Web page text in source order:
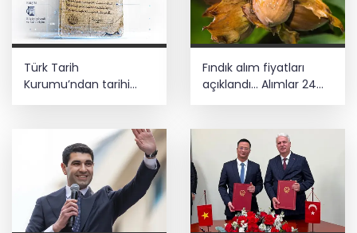
Türk Tarih
Kurumu’ndan tarihi
içerikler tek platformda
Fındık alım fiyatları
açıklandı... Alımlar 24
Ağustos'ta başlıyor